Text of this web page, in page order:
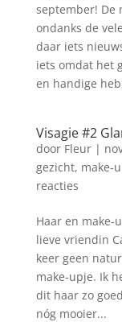
september! De
ondanks de
daar iets
iets omdat het
en handige
Visagie #2
door Fleur|
gezicht, make-
reacties
Haar en make-
lieve vriendin
keer geen
make-upje. Ik
dit haar zo
nóg mooier...